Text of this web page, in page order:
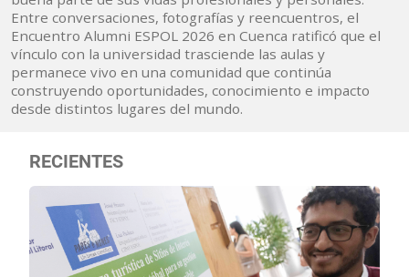
Entre conversaciones, fotografías y reencuentros, el
Encuentro Alumni ESPOL 2026 en Cuenca ratificó que el
vínculo con la universidad trasciende las aulas y
permanece vivo en una comunidad que continúa
construyendo oportunidades, conocimiento e impacto
desde distintos lugares del mundo.
RECIENTES